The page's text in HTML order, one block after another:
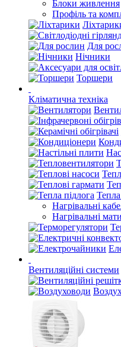
Блоки живлення
Профіль та
Для
Нічники
Торшери
Кліматична техніка
Тепла
Нагрівальні
Нагрівальні мати
Вентиляційні системи